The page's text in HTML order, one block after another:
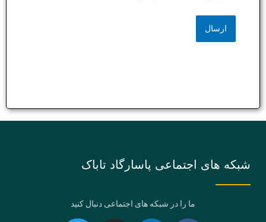
شبکه های اجتماعی پاسارگاد تاباک
ما را در شبکه های اجتماعی دنبال کنید